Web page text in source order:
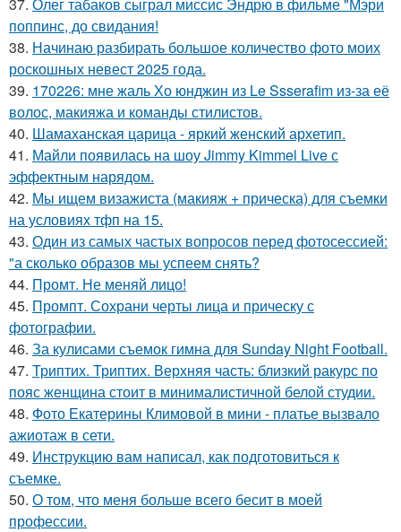
поппинс, до свидания!
38. Начинаю разбирать большое количество фото моих
роскошных невест 2025 года.
39. 170226: мне жаль Хо юнджин из Le Ssserafim из-за её
волос, макияжа и команды стилистов.
40. Шамаханская царица - яркий женский архетип.
41. Майли появилась на шоу Jimmy Kimmel Live с
эффектным нарядом.
42. Мы ищем визажиста (макияж + прическа) для съемки
на условиях тфп на 15.
43. Один из самых частых вопросов перед фотосессией:
"а сколько образов мы успеем снять?
44. Промт. Не меняй лицо!
45. Промпт. Сохрани черты лица и прическу с
фотографии.
46. За кулисами съемок гимна для Sunday Night Football.
47. Триптих. Триптих. Верхняя часть: близкий ракурс по
пояс женщина стоит в минималистичной белой студии.
48. Фото Екатерины Климовой в мини - платье вызвало
ажиотаж в сети.
49. Инструкцию вам написал, как подготовиться к
съемке.
50. О том, что меня больше всего бесит в моей
профессии.